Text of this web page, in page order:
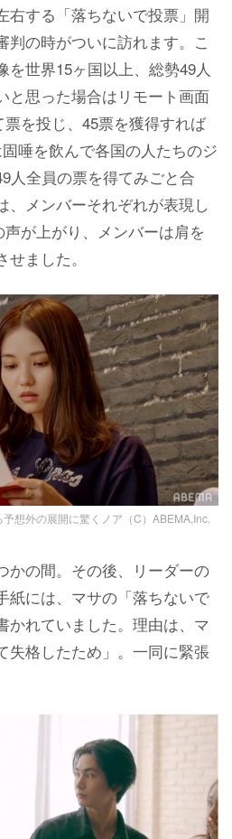
右する「落ちないで投票」開
判の時がついに訪れます。こ
を世界15ヶ国以上、総勢49人
と思った場合はリモート画面
票を投じ、45票を獲得すれば
唾を飲んで各国の人たちのジ
人全員の票を得てみごと合
、メンバーそれぞれが表現し
声が上がり、メンバーは肩を
ました。
予想外の展開に驚くノア（C）ABEMA,Inc.
かの間。その後、リーダーの
紙には、マサの「落ちないで
かれていました。理由は、マ
失格したため」。一同に緊張